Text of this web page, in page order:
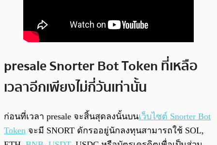
presale Snorter Bot Token ที่เหลือ
เวลาอีกเพียงไม่กี่วันเท่านั้น
ก่อนที่เวลา presale จะสิ้นสุดลงนั้นบนเว็บไซต์ Snorter Bot
Token จะมี SNORT ดักรออยู่นักลงทุนสามารถใช้ SOL,